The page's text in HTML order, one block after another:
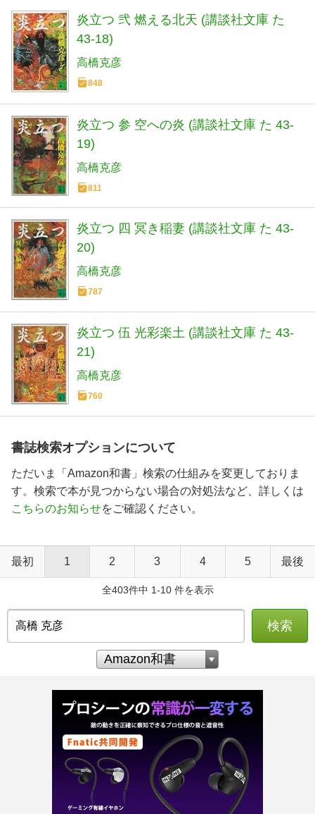
炎立つ 弐 燃える北天 (講談社文庫 た
43-18)
高橋克彦
848
炎立つ 参 空への炎 (講談社文庫 た 43-
19)
高橋克彦
811
炎立つ 四 冥き稲妻 (講談社文庫 た 43-
20)
高橋克彦
787
炎立つ 伍 光彩楽土 (講談社文庫 た 43-
21)
高橋克彦
760
書誌検索オプションについて
ただいま「Amazon和書」検索の仕組みを変更しておりま
す。検索で本が見つからない場合の対処法など、詳しくは
こちらのお知らせをご確認ください。
最初 1 2 3 4 5 最後
全403件中 1-10 件を表示
検索